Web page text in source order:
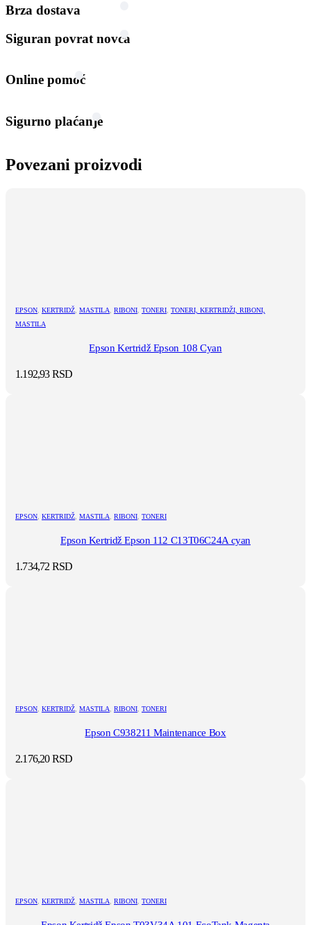
Brza dostava
Siguran povrat novca
Online pomoć
Sigurno plaćanje
Povezani proizvodi
EPSON KERTRIDŽ MASTILA RIBONI TONERI TONERI, KERTRIDŽI, RIBONI,
MASTILA
Epson Kertridž Epson 108 Cyan
1.192,93RSD
EPSON KERTRIDŽ MASTILA RIBONI TONERI
Epson Kertridž Epson 112 C13T06C24A cyan
1.734,72 RSD
EPSON KERTRIDŽ MASTILA RIBONI TONERI
Epson C938211 Maintenance Box
2.176,20RSD
EPSON KERTRIDŽ MASTILA RIBONI TONERI